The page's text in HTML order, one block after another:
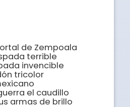
de Zempoala
terrible
invencible
tricolor
el caudillo
armas de brillo